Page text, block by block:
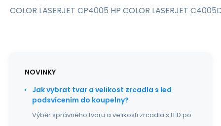
COLOR LASERJET CP4005 HP COLOR LASERJET
NOVINKY
Jak vybrat tvar a velikost zrcadla s led
podsvícením do koupelny?
Výběr správného tvaru a velikosti zrcadla s LED po